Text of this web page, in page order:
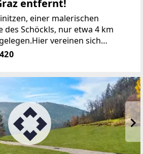
entfernt!
einer malerischen
des Schöckls, nur etwa 4 km
vereinen sich
Natur zu einer harmonischen
gehört zum idyllischen